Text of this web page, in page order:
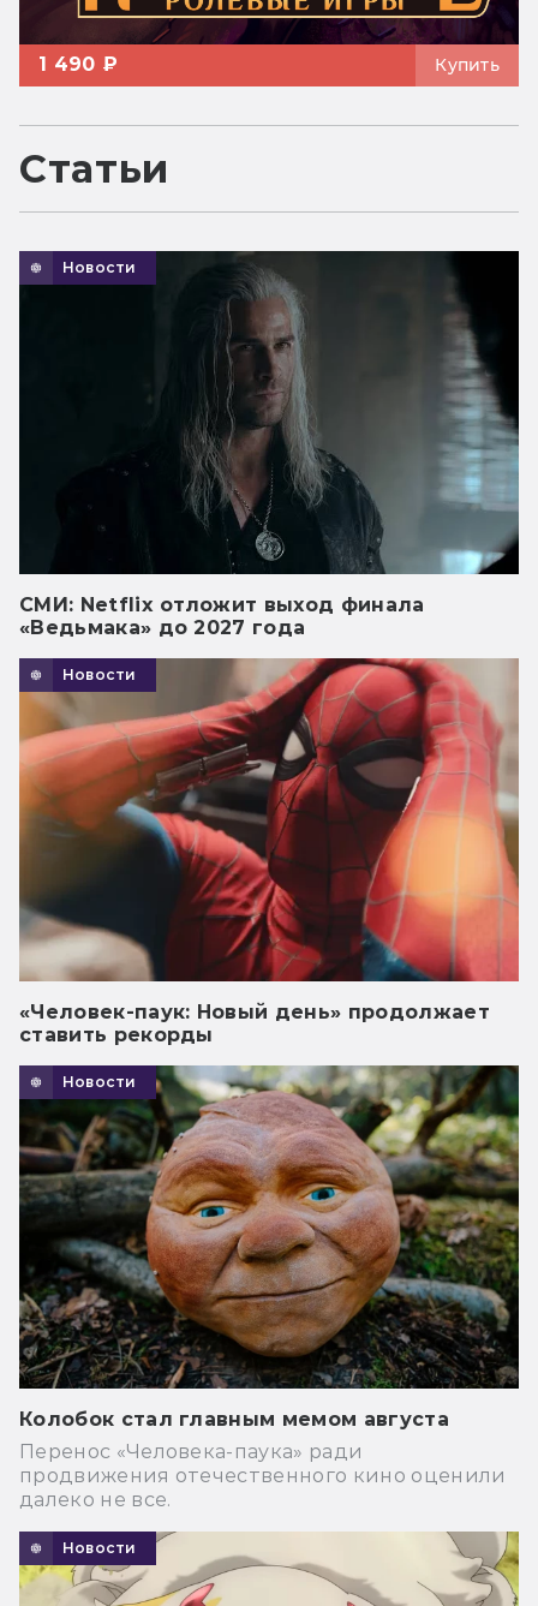
1 490 ₽ Купить
Статьи
Новости
СМИ: Netflix отложит выход финала
«Ведьмака» до 2027 года
Новости
«Человек-паук: Новый день» продолжает
ставить рекорды
Новости
Колобок стал главным мемом августа
Перенос «Человека-паука» ради
продвижения отечественного кино оценили
далеко не все.
Новости